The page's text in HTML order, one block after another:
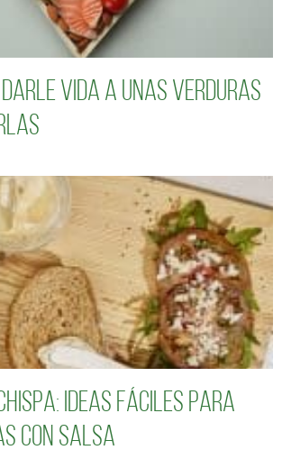
vida a unas verduras
ideas fáciles para
con salsa